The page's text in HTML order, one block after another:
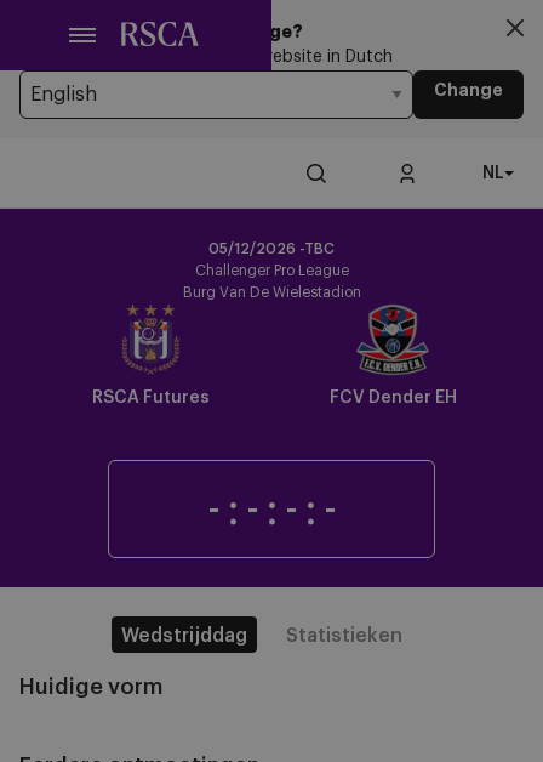
hoofdinhoud
Looking for another Language?
You’re currently browsing the website in Dutch
Change
NL
05/12/2026 -TBC
Challenger Pro League
Burg Van De Wielestadion
RSCA Futures FCV Dender EH
- : - : - : -
Wedstrijddag Statistieken
Huidige vorm